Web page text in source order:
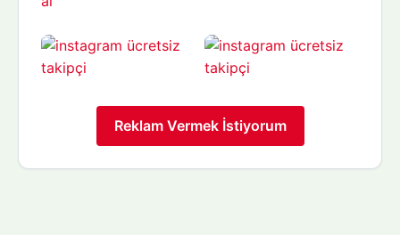
Reklam Vermek İstiyorum